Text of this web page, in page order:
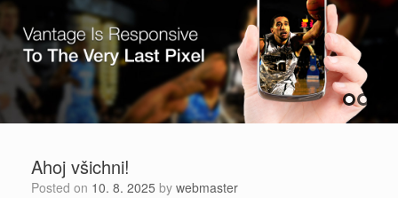
Ahoj všichni!
Posted on 10. 8. 2025 by webmaster